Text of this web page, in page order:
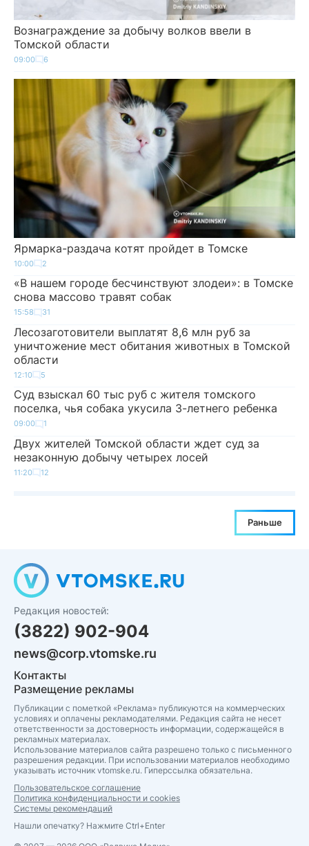
Вознаграждение за добычу волков ввели в
Томской области
09:00 6
Ярмарка-раздача котят пройдет в Томске
10:00 2
«В нашем городе бесчинствуют злодеи»: в Томске
снова массово травят собак
15:58 31
Лесозаготовители выплатят 8,6 млн руб за
уничтожение мест обитания животных в Томской
области
12:10 5
Суд взыскал 60 тыс руб с жителя томского
поселка, чья собака укусила 3-летнего ребенка
09:00 1
Двух жителей Томской области ждет суд за
незаконную добычу четырех лосей
11:20 12
Раньше
Редакция новостей:
(3822) 902-904
news@corp.vtomske.ru
Контакты
Размещение рекламы
Публикации с пометкой «Реклама» публикуются на коммерческих
условиях и оплачены рекламодателями. Редакция сайта не несет
ответственности за достоверность информации, содержащейся в
рекламных материалах.
Использование материалов сайта разрешено только с письменного
разрешения редакции. При использовании материалов необходимо
указывать источник vtomske.ru. Гиперссылка обязательна.
Пользовательское соглашение
Политика конфиденциальности и cookies
Системы рекомендаций
Нашли опечатку? Нажмите Ctrl+Enter